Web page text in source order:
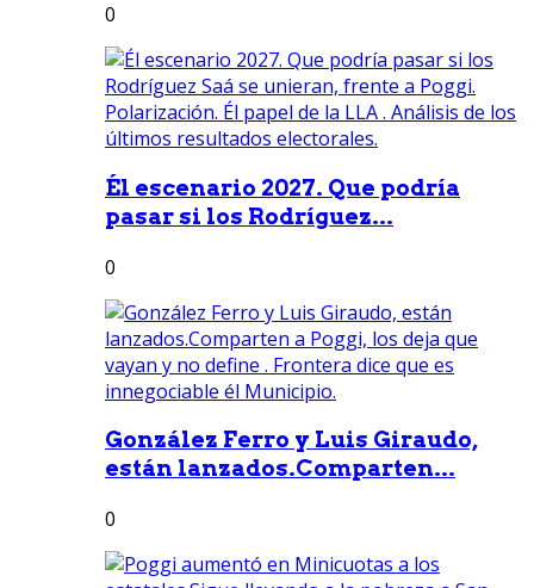
0
Él escenario 2027. Que podría
pasar si los Rodríguez...
0
González Ferro y Luis Giraudo,
están lanzados.Comparten...
0